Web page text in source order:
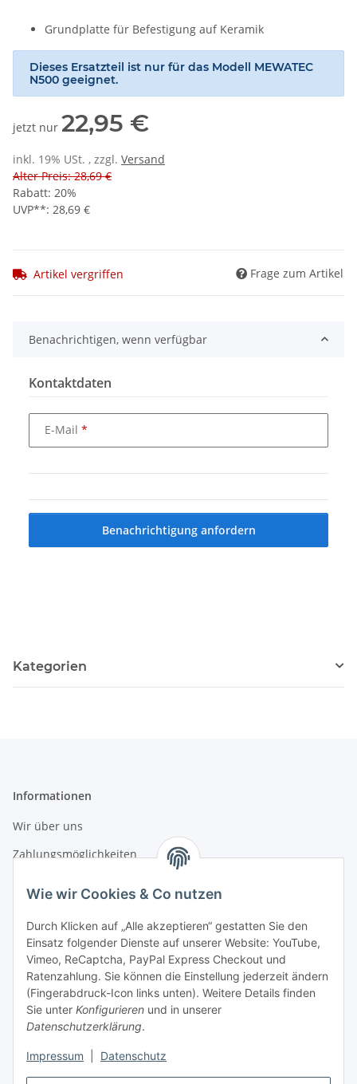
Wie wir Cookies & Co nutzen
Durch Klicken auf „Alle akzeptieren“ gestatten Sie den
Einsatz folgender Dienste auf unserer Website: YouTube,
Vimeo, ReCaptcha, PayPal Express Checkout und
Ratenzahlung. Sie können die Einstellung jederzeit ändern
(Fingerabdruck-Icon links unten). Weitere Details finden
Sie unter Konfigurieren und in unserer
Datenschutzerklärung.
Impressum Datenschutz
Grundplatte für Befestigung auf Keramik
Dieses Ersatzteil ist nur für das Modell MEWATEC
N500 geeignet.
jetzt nur 22,95 €
inkl. 19% USt. , zzgl. Versand
Alter Preis: 28,69 €
Rabatt: 20%
UVP**: 28,69 €
Artikel vergriffen Frage zum Artikel
Benachrichtigen, wenn verfügbar
Kontaktdaten
E-Mail
Benachrichtigung anfordern
Kategorien
Informationen
Wir über uns
Zahlungsmöglichkeiten
Gesetzliche Informationen
Datenschutz
AGB
Sitemap
Nachhaltigkeitshinweise